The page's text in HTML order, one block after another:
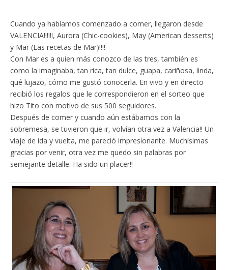
Cuando ya habíamos comenzado a comer, llegaron desde
VALENCIA!!!!!!, Aurora (Chic-cookies), May (American desserts)
y Mar (Las recetas de Mar)!!!!
Con Mar es a quien más conozco de las tres, también es
como la imaginaba, tan rica, tan dulce, guapa, cariñosa, linda,
qué lujazo, cómo me gustó conocerla. En vivo y en directo
recibió los regalos que le correspondieron en el sorteo que
hizo Tito con motivo de sus 500 seguidores.
Después de comer y cuando aún estábamos con la
sobremesa, se tuvieron que ir, volvían otra vez a Valencia!! Un
viaje de ida y vuelta, me pareció impresionante. Muchísimas
gracias por venir, otra vez me quedo sin palabras por
semejante detalle. Ha sido un placer!!